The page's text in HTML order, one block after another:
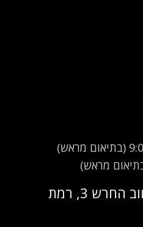
אולם תצוגה ברחוב החרש 3, רמת